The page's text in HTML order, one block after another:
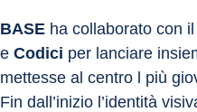
BASE ha collaborato con il
e Codici per lanciare
mettesse al centro l più
Fin dall’inizio l’identità